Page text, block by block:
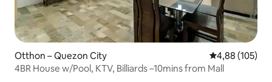
Otthon – Quezon City Átlagos
4,88 (105)
4BR House w/Pool, KTV, Billiards –10mins from Mall